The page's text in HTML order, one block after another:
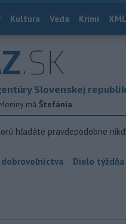
Kultúra Veda Krimi
.SK
Slovenskej
má Štefánia
hľadáte pravdepodobne
dobrovoľníctva Dielo týždňa